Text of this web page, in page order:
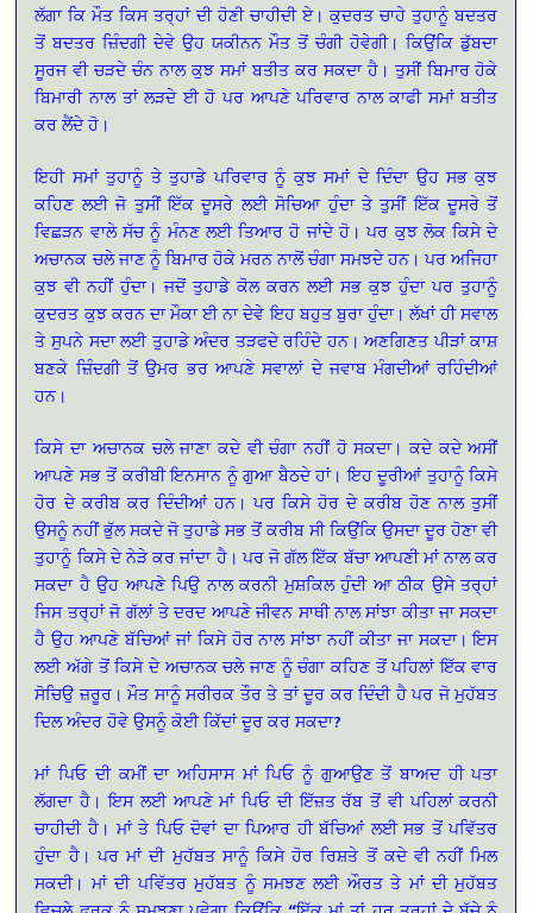
ਲੱਗਾ ਕਿ ਮੌਤ ਕਿਸ ਤਰ੍ਹਾਂ ਦੀ ਹੋਣੀ ਚਾਹੀਦੀ ਏ। ਕੁਦਰਤ ਚਾਹੇ ਤੁਹਾਨੂੰ ਬਦਤਰ
ਤੋਂ ਬਦਤਰ ਜ਼ਿੰਦਗੀ ਦੇਵੇ ਉਹ ਯਕੀਨਨ ਮੌਤ ਤੋਂ ਚੰਗੀ ਹੋਵੇਗੀ। ਕਿਉਂਕਿ ਡੁੱਬਦਾ
ਸੂਰਜ ਵੀ ਚੜਦੇ ਚੰਨ ਨਾਲ ਕੁਝ ਸਮਾਂ ਬਤੀਤ ਕਰ ਸਕਦਾ ਹੈ। ਤੁਸੀਂ ਬਿਮਾਰ ਹੋਕੇ
ਬਿਮਾਰੀ ਨਾਲ ਤਾਂ ਲੜਦੇ ਈ ਹੋ ਪਰ ਆਪਣੇ ਪਰਿਵਾਰ ਨਾਲ ਕਾਫੀ ਸਮਾਂ ਬਤੀਤ
ਕਰ ਲੈਂਦੇ ਹੋ।
ਇਹੀ ਸਮਾਂ ਤੁਹਾਨੂੰ ਤੇ ਤੁਹਾਡੇ ਪਰਿਵਾਰ ਨੂੰ ਕੁਝ ਸਮਾਂ ਦੇ ਦਿੰਦਾ ਉਹ ਸਭ ਕੁਝ
ਕਹਿਣ ਲਈ ਜੋ ਤੁਸੀਂ ਇੱਕ ਦੂਸਰੇ ਲਈ ਸੋਚਿਆ ਹੁੰਦਾ ਤੇ ਤੁਸੀਂ ਇੱਕ ਦੂਸਰੇ ਤੋਂ
ਵਿਛੜਨ ਵਾਲੇ ਸੱਚ ਨੂੰ ਮੰਨਣ ਲਈ ਤਿਆਰ ਹੋ ਜਾਂਦੇ ਹੋ। ਪਰ ਕੁਝ ਲੋਕ ਕਿਸੇ ਦੇ
ਅਚਾਨਕ ਚਲੇ ਜਾਣ ਨੂੰ ਬਿਮਾਰ ਹੋਕੇ ਮਰਨ ਨਾਲੋਂ ਚੰਗਾ ਸਮਝਦੇ ਹਨ। ਪਰ ਅਜਿਹਾ
ਕੁਝ ਵੀ ਨਹੀਂ ਹੁੰਦਾ। ਜਦੋਂ ਤੁਹਾਡੇ ਕੋਲ ਕਰਨ ਲਈ ਸਭ ਕੁਝ ਹੁੰਦਾ ਪਰ ਤੁਹਾਨੂੰ
ਕੁਦਰਤ ਕੁਝ ਕਰਨ ਦਾ ਮੌਕਾ ਈ ਨਾ ਦੇਵੇ ਇਹ ਬਹੁਤ ਬੁਰਾ ਹੁੰਦਾ। ਲੱਖਾਂ ਹੀ ਸਵਾਲ
ਤੇ ਸੁਪਨੇ ਸਦਾ ਲਈ ਤੁਹਾਡੇ ਅੰਦਰ ਤੜਫਦੇ ਰਹਿੰਦੇ ਹਨ। ਅਣਗਿਣਤ ਪੀੜਾਂ ਕਾਸ਼
ਬਣਕੇ ਜ਼ਿੰਦਗੀ ਤੋਂ ਉਮਰ ਭਰ ਆਪਣੇ ਸਵਾਲਾਂ ਦੇ ਜਵਾਬ ਮੰਗਦੀਆਂ ਰਹਿੰਦੀਆਂ
ਹਨ।
ਕਿਸੇ ਦਾ ਅਚਾਨਕ ਚਲੇ ਜਾਣਾ ਕਦੇ ਵੀ ਚੰਗਾ ਨਹੀਂ ਹੋ ਸਕਦਾ। ਕਦੇ ਕਦੇ ਅਸੀਂ
ਆਪਣੇ ਸਭ ਤੋਂ ਕਰੀਬੀ ਇਨਸਾਨ ਨੂੰ ਗੁਆ ਬੈਠਦੇ ਹਾਂ। ਇਹ ਦੂਰੀਆਂ ਤੁਹਾਨੂੰ ਕਿਸੇ
ਹੋਰ ਦੇ ਕਰੀਬ ਕਰ ਦਿੰਦੀਆਂ ਹਨ। ਪਰ ਕਿਸੇ ਹੋਰ ਦੇ ਕਰੀਬ ਹੋਣ ਨਾਲ ਤੁਸੀਂ
ਉਸਨੂੰ ਨਹੀਂ ਭੁੱਲ ਸਕਦੇ ਜੋ ਤੁਹਾਡੇ ਸਭ ਤੋਂ ਕਰੀਬ ਸੀ ਕਿਉਂਕਿ ਉਸਦਾ ਦੂਰ ਹੋਣਾ ਵੀ
ਤੁਹਾਨੂੰ ਕਿਸੇ ਦੇ ਨੇੜੇ ਕਰ ਜਾਂਦਾ ਹੈ। ਪਰ ਜੋ ਗੱਲ ਇੱਕ ਬੱਚਾ ਆਪਣੀ ਮਾਂ ਨਾਲ ਕਰ
ਸਕਦਾ ਹੈ ਉਹ ਆਪਣੇ ਪਿਉ ਨਾਲ ਕਰਨੀ ਮੁਸ਼ਕਿਲ ਹੁੰਦੀ ਆ ਠੀਕ ਉਸੇ ਤਰ੍ਹਾਂ
ਜਿਸ ਤਰ੍ਹਾਂ ਜੋ ਗੱਲਾਂ ਤੇ ਦਰਦ ਆਪਣੇ ਜੀਵਨ ਸਾਥੀ ਨਾਲ ਸਾਂਝਾ ਕੀਤਾ ਜਾ ਸਕਦਾ
ਹੈ ਉਹ ਆਪਣੇ ਬੱਚਿਆਂ ਜਾਂ ਕਿਸੇ ਹੋਰ ਨਾਲ ਸਾਂਝਾ ਨਹੀਂ ਕੀਤਾ ਜਾ ਸਕਦਾ। ਇਸ
ਲਈ ਅੱਗੇ ਤੋਂ ਕਿਸੇ ਦੇ ਅਚਾਨਕ ਚਲੇ ਜਾਣ ਨੂੰ ਚੰਗਾ ਕਹਿਣ ਤੋਂ ਪਹਿਲਾਂ ਇੱਕ ਵਾਰ
ਸੋਚਿਉ ਜ਼ਰੂਰ। ਮੌਤ ਸਾਨੂੰ ਸਰੀਰਕ ਤੌਰ ਤੇ ਤਾਂ ਦੂਰ ਕਰ ਦਿੰਦੀ ਹੈ ਪਰ ਜੋ ਮੁਹੱਬਤ
ਦਿਲ ਅੰਦਰ ਹੋਵੇ ਉਸਨੂੰ ਕੋਈ ਕਿੱਦਾਂ ਦੂਰ ਕਰ ਸਕਦਾ?
ਮਾਂ ਪਿਓ ਦੀ ਕਮੀਂ ਦਾ ਅਹਿਸਾਸ ਮਾਂ ਪਿਓ ਨੂੰ ਗੁਆਉਣ ਤੋਂ ਬਾਅਦ ਹੀ ਪਤਾ
ਲੱਗਦਾ ਹੈ। ਇਸ ਲਈ ਆਪਣੇ ਮਾਂ ਪਿਓ ਦੀ ਇੱਜ਼ਤ ਰੱਬ ਤੋਂ ਵੀ ਪਹਿਲਾਂ ਕਰਨੀ
ਚਾਹੀਦੀ ਹੈ। ਮਾਂ ਤੇ ਪਿਓ ਦੋਵਾਂ ਦਾ ਪਿਆਰ ਹੀ ਬੱਚਿਆਂ ਲਈ ਸਭ ਤੋਂ ਪਵਿੱਤਰ
ਹੁੰਦਾ ਹੈ। ਪਰ ਮਾਂ ਦੀ ਮੁਹੱਬਤ ਸਾਨੂੰ ਕਿਸੇ ਹੋਰ ਰਿਸ਼ਤੇ ਤੋਂ ਕਦੇ ਵੀ ਨਹੀਂ ਮਿਲ
ਸਕਦੀ। ਮਾਂ ਦੀ ਪਵਿੱਤਰ ਮੁਹੱਬਤ ਨੂੰ ਸਮਝਣ ਲਈ ਔਰਤ ਤੇ ਮਾਂ ਦੀ ਮੁਹੱਬਤ